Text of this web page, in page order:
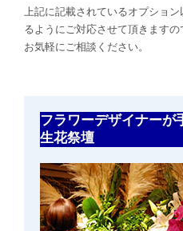
上記に記載されているオプショ
るようにご対応させて頂きますの
お気軽にご相談ください。
フラワーデザイナーが
生花祭壇